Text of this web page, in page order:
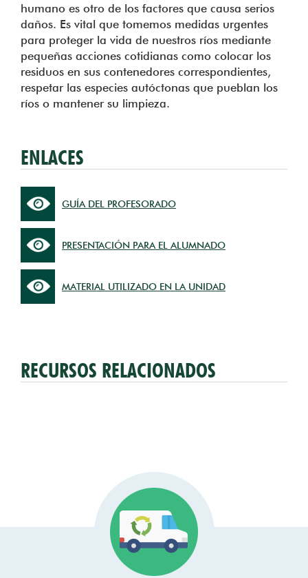
humano es otro de los factores que causa serios
daños. Es vital que tomemos medidas urgentes
para proteger la vida de nuestros ríos mediante
pequeñas acciones cotidianas como colocar los
residuos en sus contenedores correspondientes,
respetar las especies autóctonas que pueblan los
ríos o mantener su limpieza.
ENLACES
GUÍA DEL PROFESORADO
PRESENTACIÓN PARA EL ALUMNADO
MATERIAL UTILIZADO EN LA UNIDAD
RECURSOS RELACIONADOS